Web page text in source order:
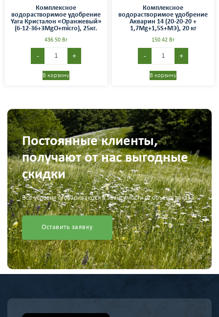
Комплексное
водорастворимое удобрение
Yara Кристалон «Оранжевый»
(6-12-36+3MgO+micro), 25кг.
436.50 Br
- +
В корзину
Комплексное
водорастворимое удобрение
Акварин 14 (20-20-20 +
1,7Mg+1,5S+МЭ), 20 кг
150.42 Br
- +
В корзину
Постоянные клиенты,
получают от нас выгодные
скидки
Все условия оговариваются в зависимости от объема заказа
Оставить заявку